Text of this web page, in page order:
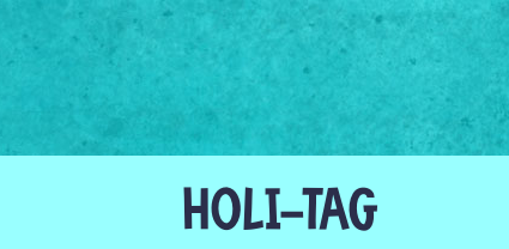
HOLI-TAG